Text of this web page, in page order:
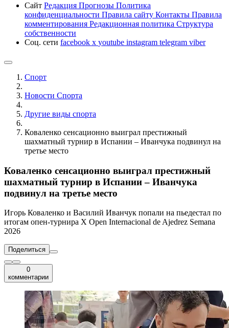
Сайт Редакция Прогнозы Политика
конфиденциальности Правила сайту Контакты Правила
комментирования Редакционная политика Структура
собственности
Соц. сети facebook x youtube instagram telegram viber
Спорт
Новости Cпорта
Другие виды спорта
Коваленко сенсационно выиграл престижный
шахматный турнир в Испании – Иванчука подвинул на
третье место
Коваленко сенсационно выиграл престижный
шахматный турнир в Испании – Иванчука
подвинул на третье место
Игорь Коваленко и Василий Иванчук попали на пьедестал по
итогам опен-турнира X Open Internacional de Ajedrez Semana
2026
Поделиться
0
комментарии